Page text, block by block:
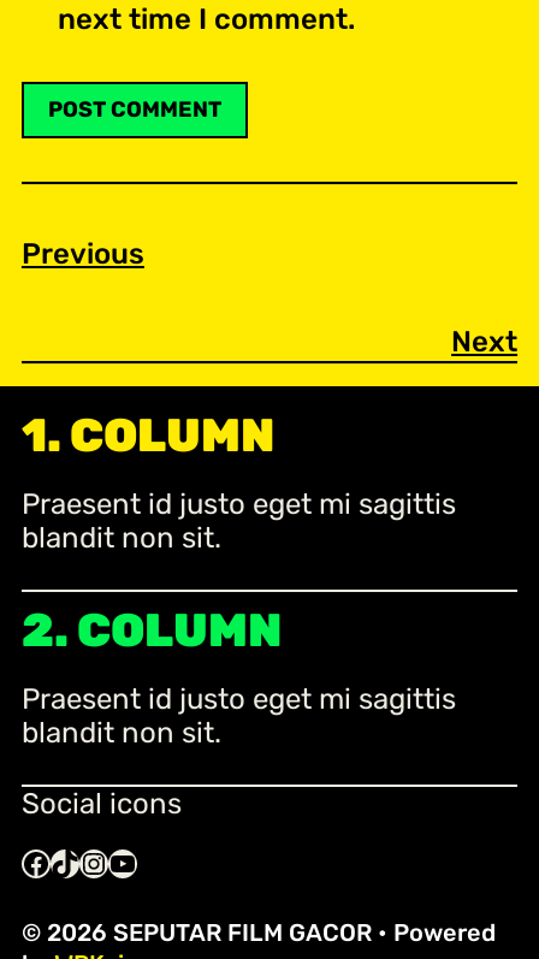
next time I comment.
Previous
Next
1. COLUMN
Praesent id justo eget mi sagittis
blandit non sit.
2. COLUMN
Praesent id justo eget mi sagittis
blandit non sit.
Social icons
Facebook TikTok InstagramYouTube
© 2026 SEPUTAR FILM GACOR• Powered